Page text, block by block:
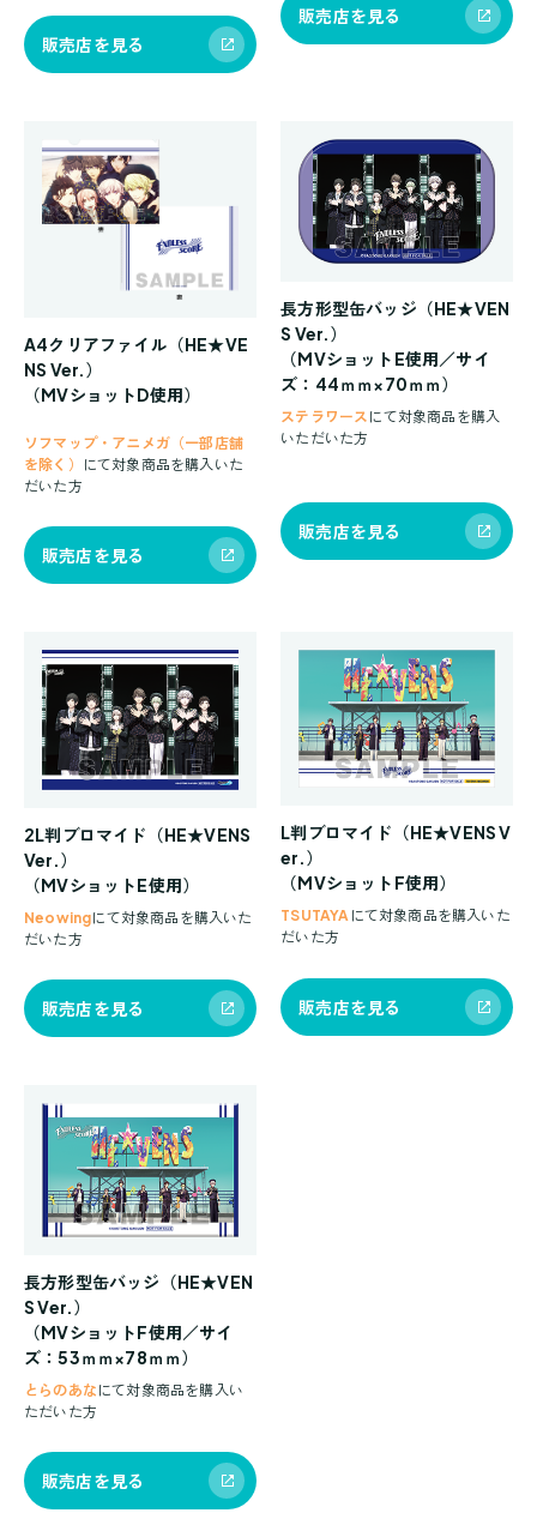
販売店を見る
販売店を見る
A4クリアファイル（HE★VE
NS Ver.）
（MVショットD使用）
ソフマップ・アニメガ（一部店舗
を除く）
にて対象商品を購入いた
だいた方
販売店を見る
長方形型缶バッジ（HE★VEN
S Ver.）
（MVショットE使用／サイ
ズ：44ｍｍ×70ｍｍ）
ステラワース にて対象商品を購入
いただいた方
販売店を見る
2L判ブロマイド（HE★VENS
Ver.）
（MVショットE使用）
Neowingにて対象商品を購入いた
だいた方
販売店を見る
L判ブロマイド（HE★VENS V
er.）
（MVショットF使用）
TSUTAYA にて対象商品を購入いた
だいた方
販売店を見る
長方形型缶バッジ（HE★VEN
S Ver.）
（MVショットF使用／サイ
ズ：53ｍｍ×78ｍｍ）
とらのあな にて対象商品を購入い
ただいた方
販売店を見る